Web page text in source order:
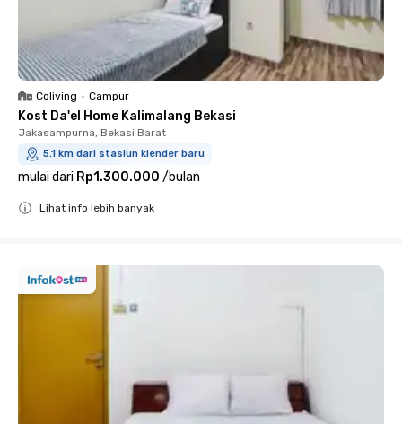
Coliving • Campur
Kost Da'el Home Kalimalang Bekasi
Jakasampurna, Bekasi Barat
5.1 km dari stasiun klender baru
mulai dari Rp1.300.000 /bulan
Lihat info lebih banyak